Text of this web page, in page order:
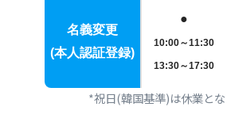
ご利用いただけない場合もございます。
名義変更
(本人認証登録)
●
10:00～11:30
13:30～17:30
*祝日(韓国基準)は休業とな